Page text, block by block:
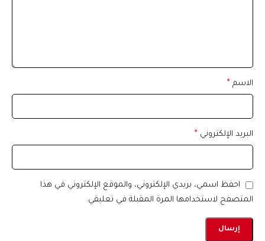
الاسم *
البريد الإلكتروني *
احفظ اسمي، بريدي الإلكتروني، والموقع الإلكتروني في هذا
المتصفح لاستخدامها المرة المقبلة في تعليقي.